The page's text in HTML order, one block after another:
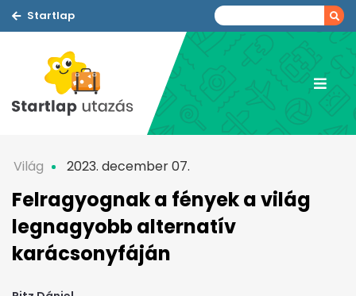
Startlap
Világ 2023. december 07.
Felragyognak a fények a világ
legnagyobb alternatív
karácsonyfáján